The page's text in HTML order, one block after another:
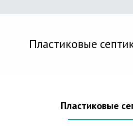
Пластиковые
Пластиковые